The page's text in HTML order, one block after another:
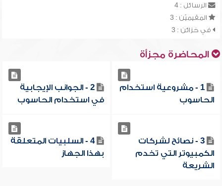
الرسائل : 4
المقيميّن : 3
في خزائن : 3
المحاضرة مجزأة
1 - مشروعية استخدام
الحاسوب
2 - الجوانب الإيجابية
في استخدام الحاسوب
3 - نصائح لشركات
الكمبيوتر التي تخدم
الشريعة
4 - السلبيات المتعلقة
بهذا الجهاز